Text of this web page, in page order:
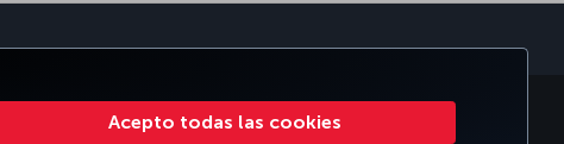
Acepto todas las cookies
MILES&SMILES CLUB CORPORATIVO TURKISH AIRLINES